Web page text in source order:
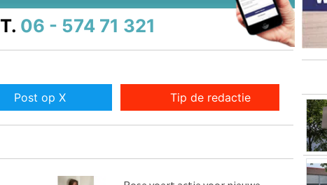
T. 06 - 574 71 321
Post op X Tip de redactie